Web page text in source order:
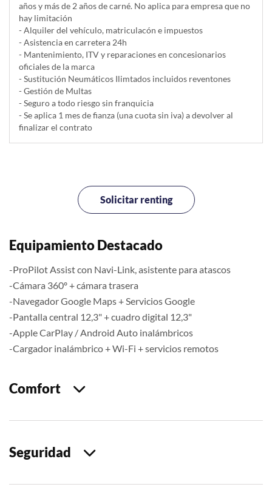
años y más de 2 años de carné. No aplica para empresa que no
hay limitación
- Alquiler del vehí­culo, matriculacón e impuestos
- Asistencia en carretera 24h
- Mantenimiento, ITV y reparaciones en concesionarios
oficiales de la marca
- Sustitución Neumáticos Ilimtados incluidos reventones
- Gestión de Multas
- Seguro a todo riesgo sin franquicia
- Se aplica 1 mes de fianza (una cuota sin iva) a devolver al
finalizar el contrato
Solicitar renting
Equipamiento Destacado
-ProPilot Assist con Navi-Link, asistente para atascos
-Cámara 360º + cámara trasera
-Navegador Google Maps + Servicios Google
-Pantalla central 12,3" + cuadro digital 12,3"
-Apple CarPlay / Android Auto inalámbricos
-Cargador inalámbrico + Wi-Fi + servicios remotos
Comfort
Seguridad